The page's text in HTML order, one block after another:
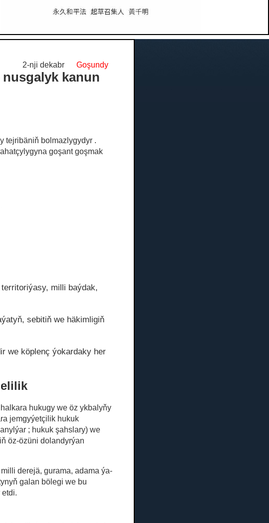
2-nji dekabr Goşundy
kanun
tejribäniň bolmazlygydyr .
goşant goşmak
milli baýdak,
sebitiň we häkimligiň
we köplenç ýokardaky her
hukugy we öz ykbalyňy
jemgyýetçilik hukuk
; hukuk şahslary) we
öz-özüni dolandyrýan
derejä, gurama, adama ýa-
galan bölegi we bu